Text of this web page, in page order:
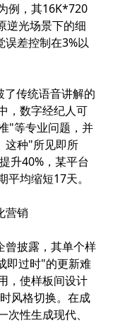
例，其16K*720
逆光场景下的细
误差控制在3%以
传统语音讲解的
，数字经纪人可
"等专业问题，并
这种"所见即所
升40%，某平台
均缩短17天。
营销
曾披露，其单个样
即过时"的更新难
，使样板间设计
风格切换。在成
性生成现代、